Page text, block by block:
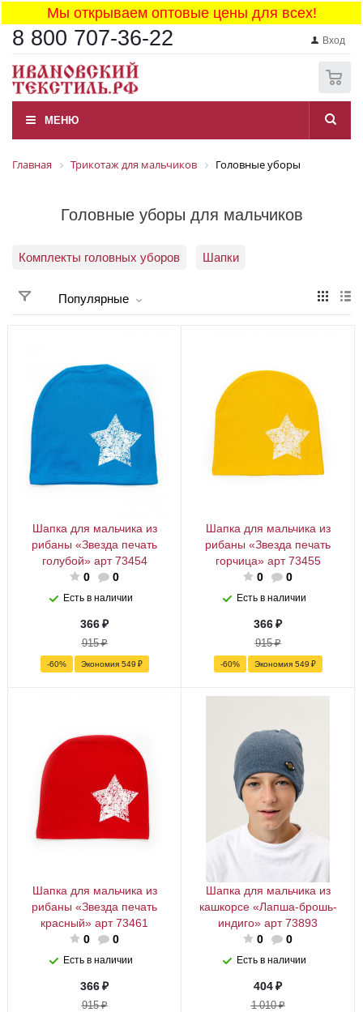
Мы открываем оптовые цены для всех!
8 800 707-36-22 Вход
МЕНЮ
Главная Трикотаж для мальчиков Головные уборы
Головные уборы для мальчиков
Комплекты головных уборов Шапки
Популярные
Шапка для мальчика из
рибаны «Звезда печать
голубой» арт 73454
0
0
Есть в наличии
366₽
915₽
-60% Экономия 549 ₽
Шапка для мальчика из
рибаны «Звезда печать
горчица» арт 73455
0
0
Есть в наличии
366₽
915₽
-60% Экономия 549 ₽
Шапка для мальчика из
рибаны «Звезда печать
красный» арт 73461
0
0
Есть в наличии
366₽
915₽
Шапка для мальчика из
кашкорсе «Лапша-брошь-
индиго» арт 73893
0
0
Есть в наличии
404₽
1 010₽